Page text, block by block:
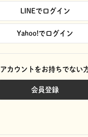
LINEでログイン
Yahoo!でログイン
アカウントをお持ちでない
会員登録